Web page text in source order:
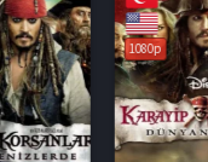
1080p